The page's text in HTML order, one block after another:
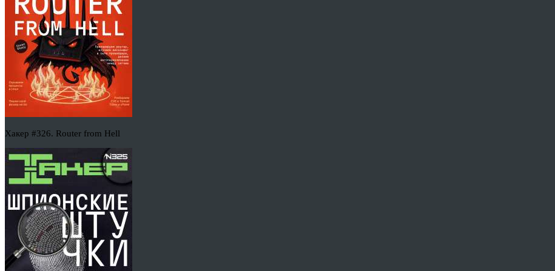
Хакер #326. Router from Hell